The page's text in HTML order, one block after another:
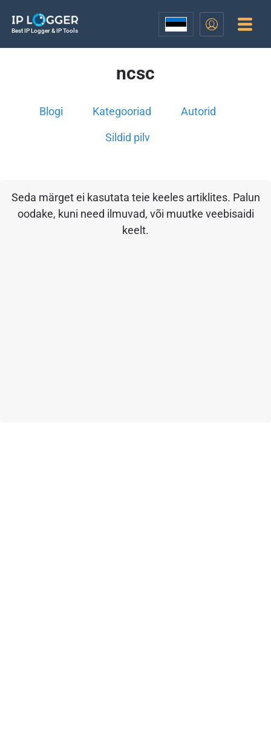
Best IP Logger & IP Tools
ncsc
Blogi Kategooriad Autorid
Sildid pilv